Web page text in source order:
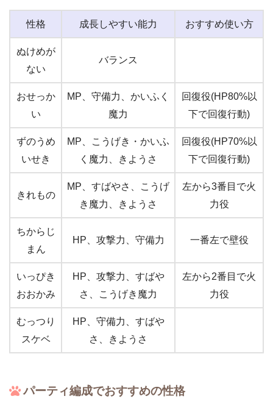
性格 成長しやすい能力 おすすめ使い方
ぬけめが
ない
バランス
おせっか
い
MP、守備力、かいふく
魔力
回復役(HP80%以
下で回復行動)
ずのうめ
いせき
MP、こうげき・かいふ
く魔力、きようさ
回復役(HP70%以
下で回復行動)
きれもの
MP、すばやさ、こうげ
き魔力、きようさ
左から3番目で火
力役
ちからじ
まん
HP、攻撃力、守備力 一番左で壁役
いっぴき
おおかみ
HP、攻撃力、すばや
さ、こうげき魔力
左から2番目で火
力役
むっつり
スケベ
HP、守備力、すばや
さ、きようさ
パーティ編成でおすすめの性格